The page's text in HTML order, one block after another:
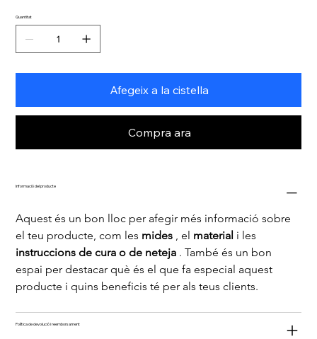
Quantitat
Afegeix a la cistella
Compra ara
Informació del producte
Aquest és un bon lloc per afegir més informació sobre
el teu producte, com les mides , el material i les
instruccions de cura o de neteja . També és un bon
espai per destacar què és el que fa especial aquest
producte i quins beneficis té per als teus clients.
Política de devolució i reemborsament